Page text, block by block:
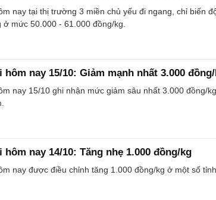
nay tại thị trường 3 miền chủ yếu đi ngang, chỉ biến
ở mức 50.000 - 61.000 đồng/kg.
hôm nay 15/10: Giảm mạnh nhất 3.000
nay 15/10 ghi nhận mức giảm sâu nhất 3.000 đồng/
hôm nay 14/10: Tăng nhẹ 1.000 đồng/kg
nay được điều chỉnh tăng 1.000 đồng/kg ở một số